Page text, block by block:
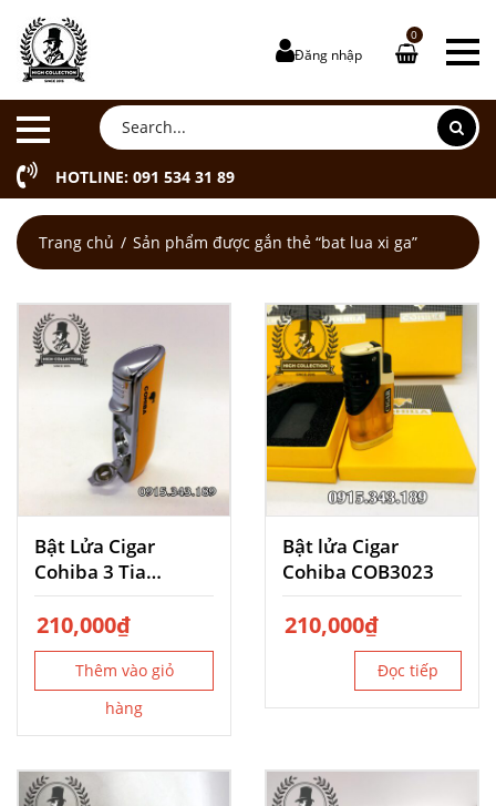
Đăng nhập
0
HOTLINE: 091 534 31 89
Trang chủ Sản phẩm được gắn thẻ “bat lua xi ga”
Bật Lửa Cigar
Cohiba 3 Tia
COB528
210,000₫
Thêm vào giỏ
hàng
Bật lửa Cigar
Cohiba COB3023
210,000₫
Đọc tiếp